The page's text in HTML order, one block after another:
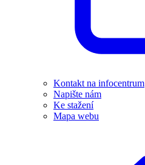
Kontakt na infocentrum
Napište nám
Ke stažení
Mapa webu